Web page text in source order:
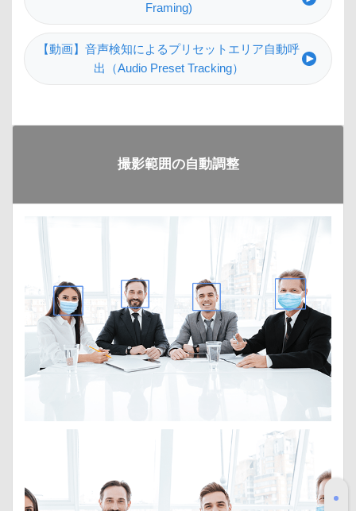
Framing)
【動画】音声検知によるプリセットエリア自動呼
出（Audio Preset Tracking）
撮影範囲の自動調整